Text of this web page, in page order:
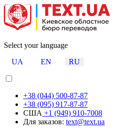
Select your language
UA
EN RU
+38 (044) 500-87-87
+38 (095) 917-87-87
США +1 (949) 910-7008
Для заказов: text@text.ua